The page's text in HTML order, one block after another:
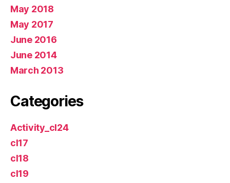
May 2018
May 2017
June 2016
June 2014
March 2013
Categories
Activity_cl24
cl17
cl18
cl19